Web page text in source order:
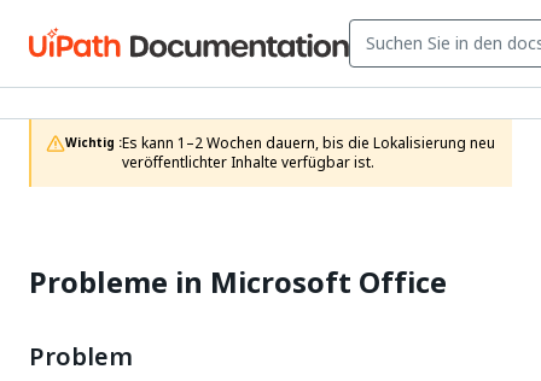
Wichtig :Es kann 1–2 Wochen dauern, bis die Lokalisierung neu
veröffentlichter Inhalte verfügbar ist.
Probleme in Microsoft Office
Problem